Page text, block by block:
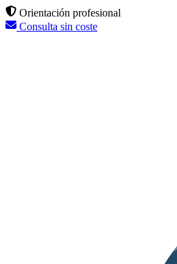
Orientación profesional
Consulta sin coste